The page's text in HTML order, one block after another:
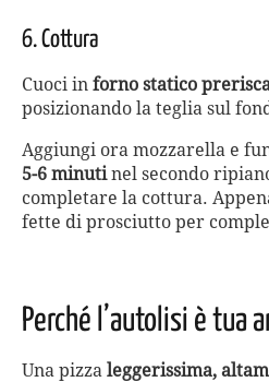
6. Cottura
Cuoci in forno statico
posizionando la teglia sul
Aggiungi ora mozzarella e
5-6 minutinel secondo
completare la cottura.
fette di prosciutto per
Perché l’autolisi è tua
Una pizza leggerissima,